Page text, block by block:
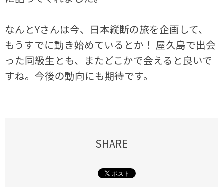
なんとYさんは今、日本縦断の旅を企画して、
もうすでに動き始めているとか！ 屋久島で出会
った同級生とも、またどこかで会えると良いで
すね。今後の動向にも期待です。
SHARE